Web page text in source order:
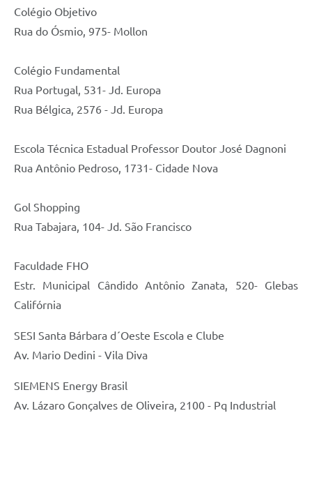
Colégio Objetivo
Rua do Ósmio, 975- Mollon
Colégio Fundamental
Rua Portugal, 531- Jd. Europa
Rua Bélgica, 2576 - Jd. Europa
Escola Técnica Estadual Professor Doutor José Dagnoni
Rua Antônio Pedroso, 1731- Cidade Nova
Gol Shopping
Rua Tabajara, 104- Jd. São Francisco
Faculdade FHO
Estr. Municipal Cândido Antônio Zanata, 520- Glebas
Califórnia
SESI Santa Bárbara d´Oeste Escola e Clube
Av. Mario Dedini - Vila Diva
SIEMENS Energy Brasil
Av. Lázaro Gonçalves de Oliveira, 2100 - Pq Industrial